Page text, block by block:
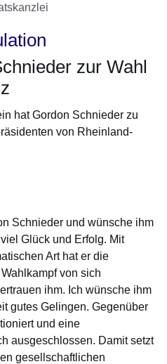
zur Wahl
hat Gordon Schnieder zu
von Rheinland-
Schnieder und wünsche ihm
Glück und Erfolg. Mit
Art hat er die
von sich
ihm. Ich wünsche ihm
gutes Gelingen. Gegenüber
und eine
ausgeschlossen. Damit setzt
gesellschaftlichen